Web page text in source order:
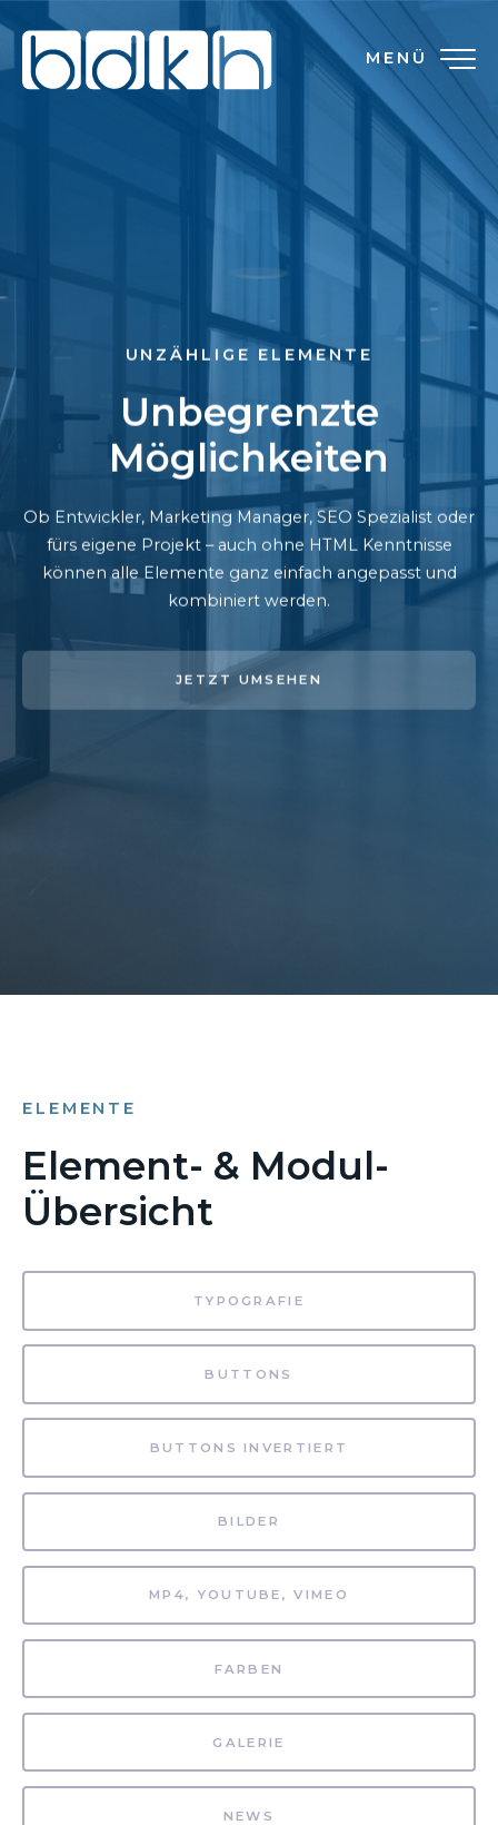
MENÜ
UNZÄHLIGE ELEMENTE
Unbegrenzte
Möglichkeiten
Ob Entwickler, Marketing Manager, SEO Spezialist oder
fürs eigene Projekt – auch ohne HTML Kenntnisse
können alle Elemente ganz einfach angepasst und
kombiniert werden.
JETZT UMSEHEN
ELEMENTE
Element- & Modul-
Übersicht
TYPOGRAFIE
BUTTONS
BUTTONS INVERTIERT
BILDER
MP4, YOUTUBE, VIMEO
FARBEN
GALERIE
NEWS